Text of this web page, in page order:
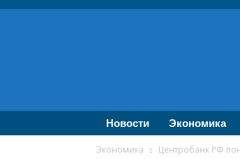
бизнеса
Новости Экономика
Экономика Центробанк РФ